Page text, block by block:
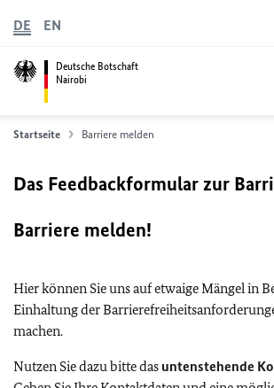
Deutsche Botschaft
Nairobi
DE EN
Startseite Barriere melden
Das Feedbackformular zur
Barriere melden!
Hier können Sie uns auf etwaige Mängel in
Einhaltung der
machen.
Nutzen Sie dazu bitte das untenstehende